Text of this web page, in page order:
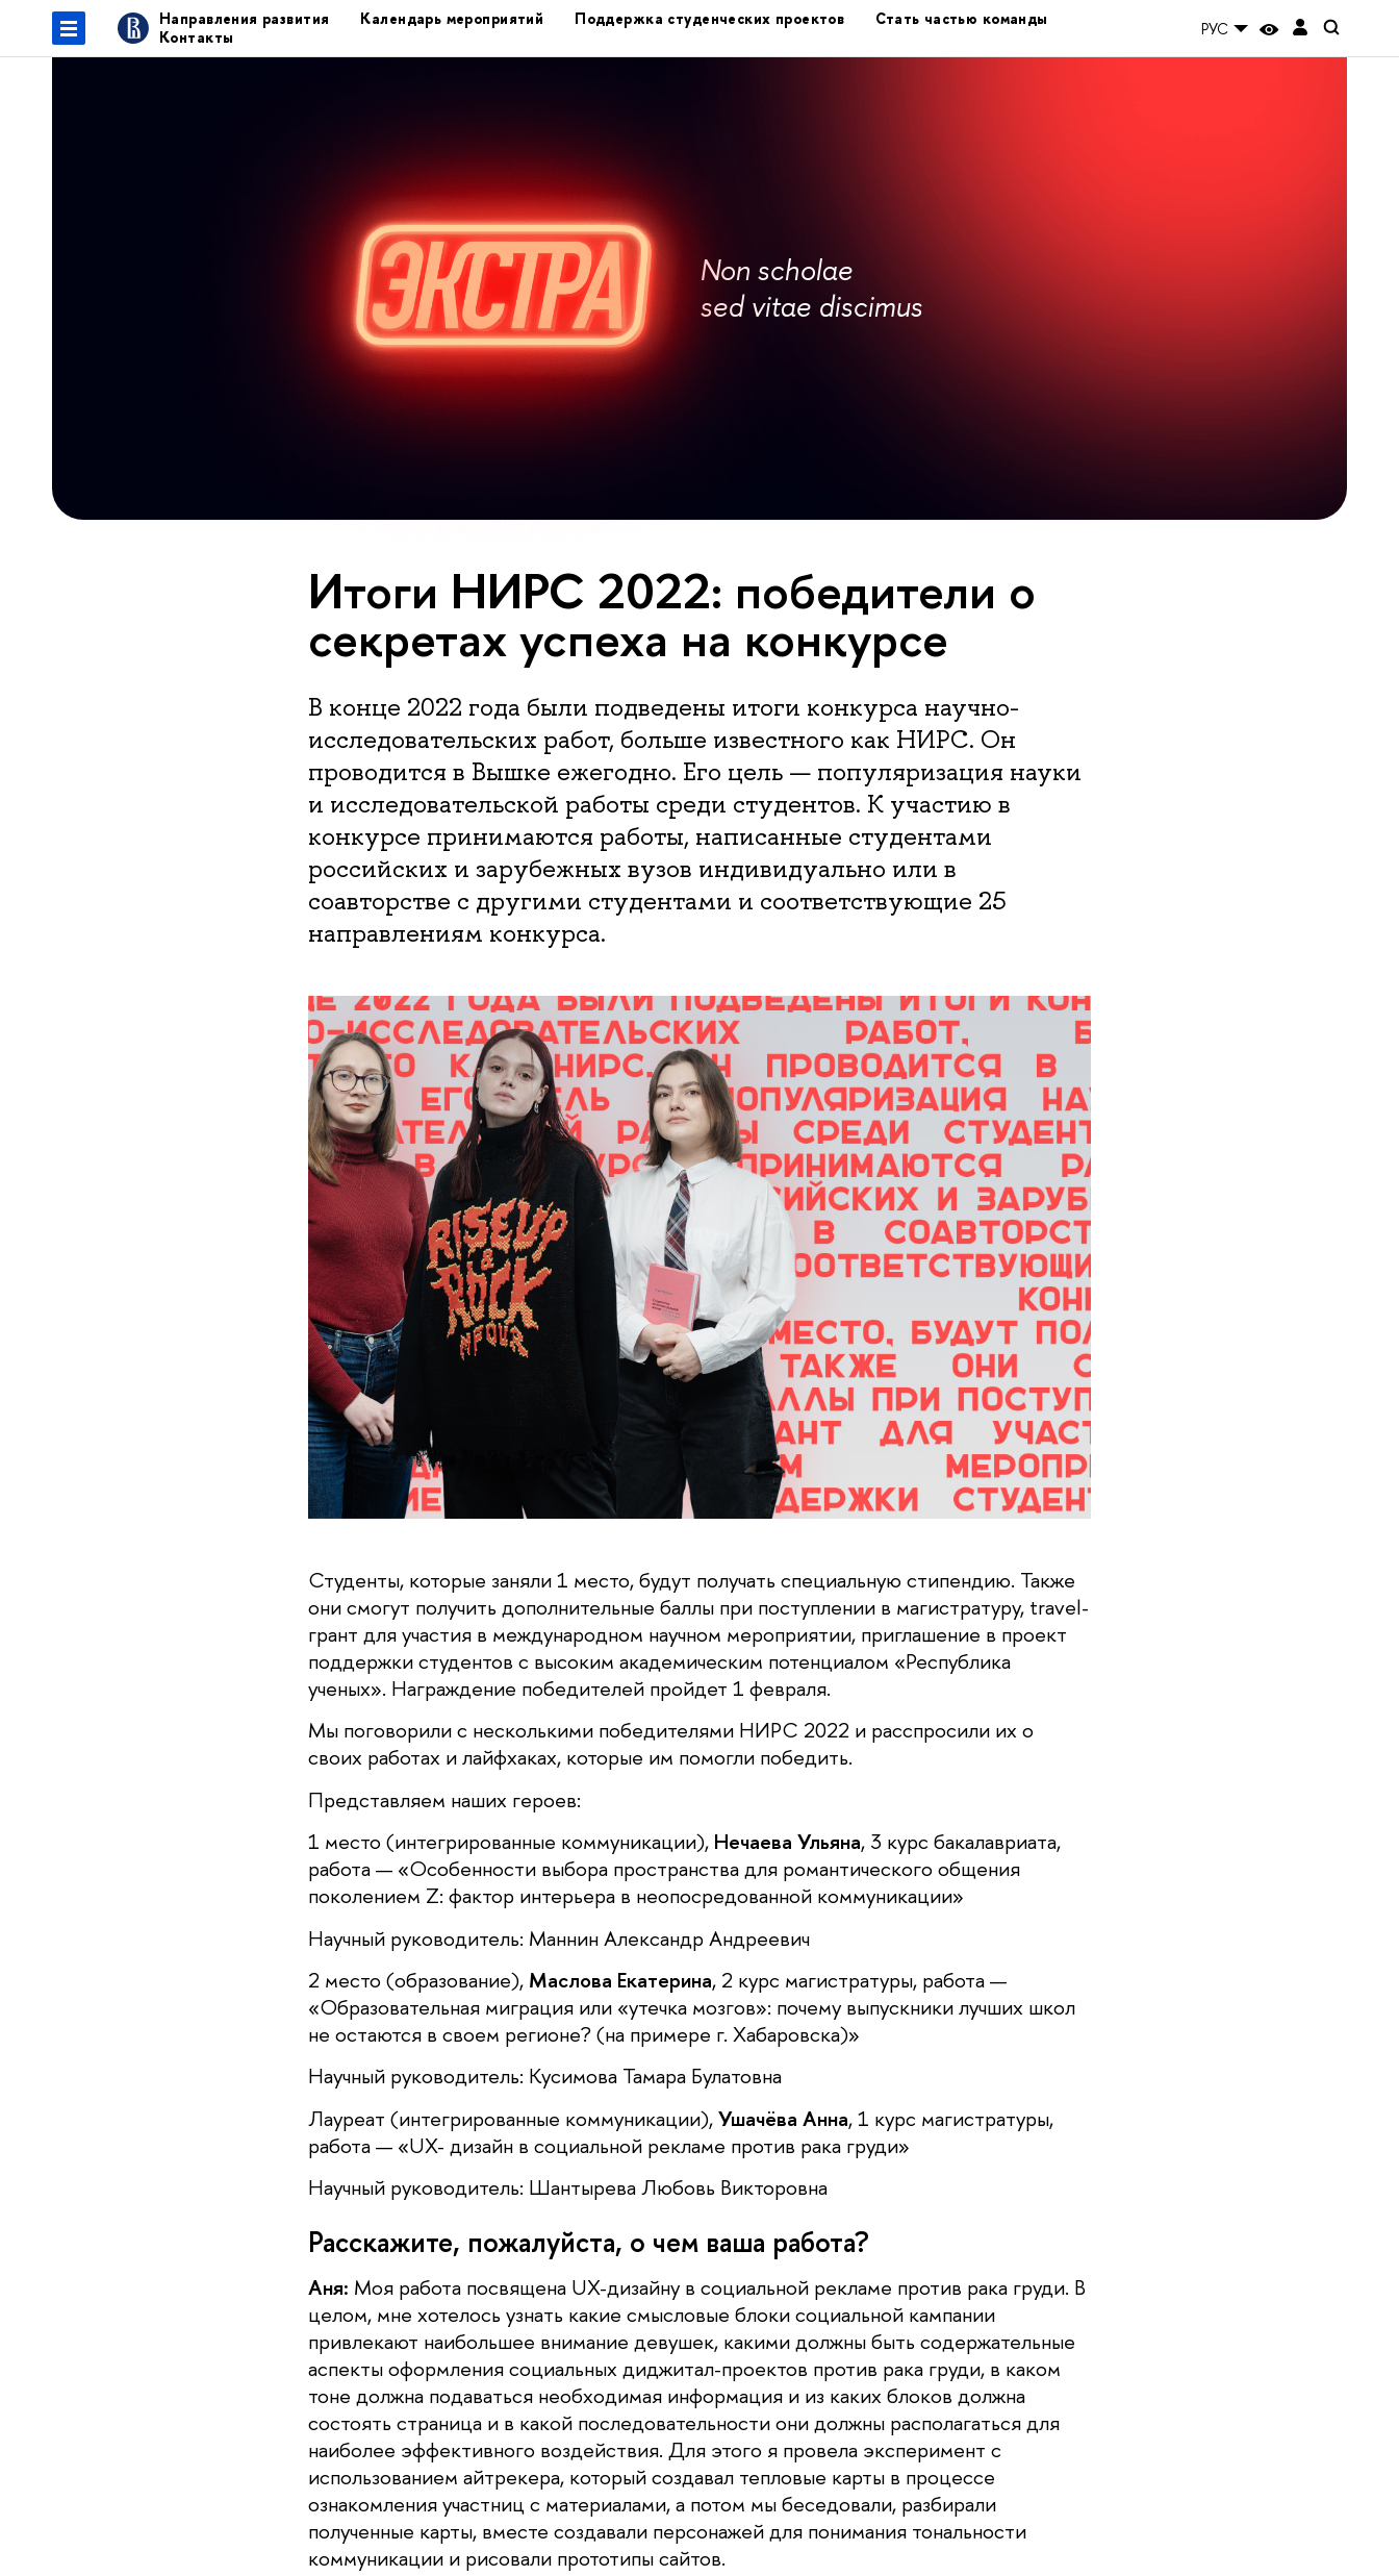
Направления развития Календарь мероприятий Поддержка студенческих проектов
Стать частью команды
Контакты
РУС
Non scholae
sed vitae discimus
Итоги НИРС 2022: победители о
секретах успеха на конкурсе
В конце 2022 года были подведены итоги конкурса научно-
исследовательских работ, больше известного как НИРС. Он
проводится в Вышке ежегодно. Его цель — популяризация науки
и исследовательской работы среди студентов. К участию в
конкурсе принимаются работы, написанные студентами
российских и зарубежных вузов индивидуально или в
соавторстве с другими студентами и соответствующие 25
направлениям конкурса.
Студенты, которые заняли 1 место, будут получать специальную стипендию. Также
они смогут получить дополнительные баллы при поступлении в магистратуру, travel-
грант для участия в международном научном мероприятии, приглашение в проект
поддержки студентов с высоким академическим потенциалом «Республика
ученых». Награждение победителей пройдет 1 февраля.
Мы поговорили с несколькими победителями НИРС 2022 и расспросили их о
своих работах и лайфхаках, которые им помогли победить.
Представляем наших героев:
1 место (интегрированные коммуникации), Нечаева Ульяна, 3 курс бакалавриата,
работа — «Особенности выбора пространства для романтического общения
поколением Z: фактор интерьера в неопосредованной коммуникации»
Научный руководитель: Маннин Александр Андреевич
2 место (образование), Маслова Екатерина, 2 курс магистратуры, работа —
«Образовательная миграция или «утечка мозгов»: почему выпускники лучших школ
не остаются в своем регионе? (на примере г. Хабаровска)»
Научный руководитель: Кусимова Тамара Булатовна
Лауреат (интегрированные коммуникации),Ушачёва Анна, 1 курс магистратуры,
работа — «UX- дизайн в социальной рекламе против рака груди»
Научный руководитель: Шантырева Любовь Викторовна
Расскажите, пожалуйста, о чем ваша работа?
Аня: Моя работа посвящена UX-дизайну в социальной рекламе против рака груди. В
целом, мне хотелось узнать какие смысловые блоки социальной кампании
привлекают наибольшее внимание девушек, какими должны быть содержательные
аспекты оформления социальных диджитал-проектов против рака груди, в каком
тоне должна подаваться необходимая информация и из каких блоков должна
состоять страница и в какой последовательности они должны располагаться для
наиболее эффективного воздействия. Для этого я провела эксперимент с
использованием айтрекера, который создавал тепловые карты в процессе
ознакомления участниц с материалами, а потом мы беседовали, разбирали
полученные карты, вместе создавали персонажей для понимания тональности
коммуникации и рисовали прототипы сайтов.